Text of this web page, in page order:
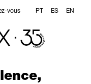
vous PT ES EN